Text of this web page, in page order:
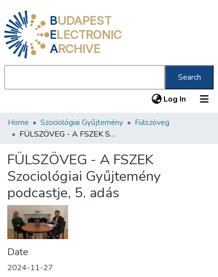
BUDAPEST
ELECTRONIC
ARCHIVE
Search
Log In (current)
Communities & Collections
Statistics
About us
Home Szociológiai Gyűjtemény
Fülszöveg
FÜLSZÖVEG - A FSZEK Szociológiai Gyűjtemény podcastje, 5. adás
FÜLSZÖVEG - A FSZEK
Szociológiai Gyűjtemény
podcastje, 5. adás
Date
2024-11-27